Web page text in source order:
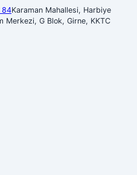
84Karaman Mahallesi, Harbiye
Merkezi, G Blok, Girne, KKTC